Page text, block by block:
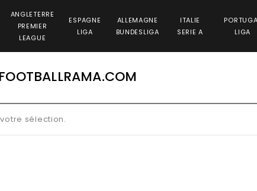
ANGLETERRE
PREMIER
LEAGUE
ESPAGNE
LIGA
ALLEMAGNE
BUNDESLIGA
ITALIE
SERIE A
LIGA
sélection.